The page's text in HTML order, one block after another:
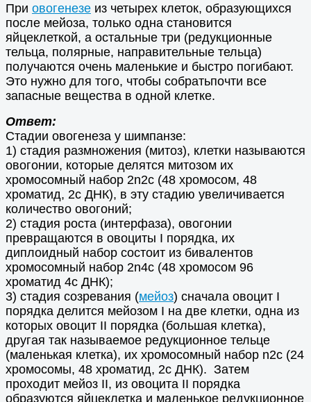
При овогенезе из четырех клеток, образующихся
после мейоза, только одна становится
яйцеклеткой, а остальные три (редукционные
тельца, полярные, направительные тельца)
получаются очень маленькие и быстро погибают.
Это нужно для того, чтобы собратьпочти все
запасные вещества в одной клетке.
Ответ:
Стадии овогенеза у шимпанзе:
1) стадия размножения (митоз), клетки называются
овогонии, которые делятся митозом их
хромосомный набор 2n2c (48 хромосом, 48
хроматид, 2c ДНК), в эту стадию увеличивается
количество овогоний;
2) стадия роста (интерфаза), овогонии
превращаются в овоциты Ι порядка, их
диплоидный набор состоит из бивалентов
хромосомный набор 2n4c (48 хромосом 96
хроматид 4с ДНК);
3) стадия созревания (мейоз) сначала овоцит Ι
порядка делится мейозом Ι на две клетки, одна из
которых овоцит ΙΙ порядка (большая клетка),
другая так называемое редукционное тельце
(маленькая клетка), их хромосомный набор n2c (24
хромосомы, 48 хроматид, 2c ДНК). Затем
проходит мейоз ΙΙ, из овоцита ΙΙ порядка
образуются яйцеклетка и маленькое редукционное